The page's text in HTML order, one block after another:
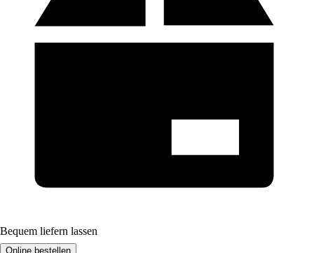
Bequem liefern lassen
Online bestellen